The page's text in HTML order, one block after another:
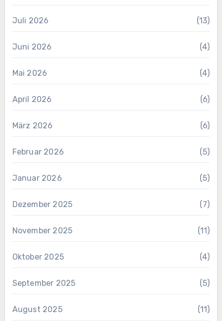
Juli 2026 (13)
Juni 2026 (4)
Mai 2026 (4)
April 2026 (6)
März 2026 (6)
Februar 2026 (5)
Januar 2026 (5)
Dezember 2025 (7)
November 2025 (11)
Oktober 2025 (4)
September 2025 (5)
August 2025 (11)